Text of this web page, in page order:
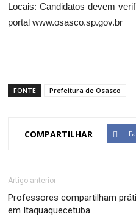
Locais: Candidatos devem
portal www.osasco.sp.gov.br
FONTE Prefeitura de Osasco
COMPARTILHAR
Artigo anterior
Professores compartilham
em Itaquaquecetuba